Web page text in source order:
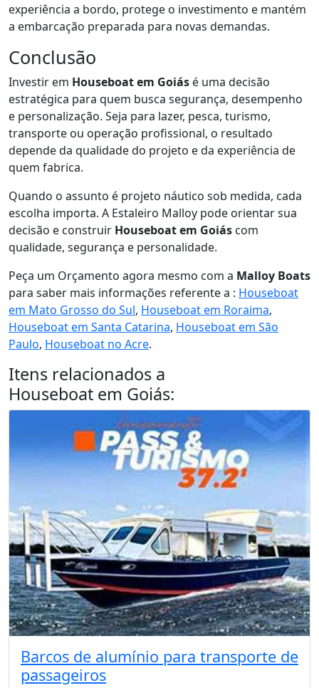
experiência a bordo, protege o investimento e mantém
a embarcação preparada para novas demandas.
Conclusão
Investir em Houseboat em Goiás é uma decisão
estratégica para quem busca segurança, desempenho
e personalização. Seja para lazer, pesca, turismo,
transporte ou operação profissional, o resultado
depende da qualidade do projeto e da experiência de
quem fabrica.
Quando o assunto é projeto náutico sob medida, cada
escolha importa. A Estaleiro Malloy pode orientar sua
decisão e construir Houseboat em Goiás com
qualidade, segurança e personalidade.
Peça um Orçamento agora mesmo com a Malloy Boats
para saber mais informações referente a : Houseboat
em Mato Grosso do Sul, Houseboat em Roraima,
Houseboat em Santa Catarina, Houseboat em São
Paulo, Houseboat no Acre.
Itens relacionados a
Houseboat em Goiás:
Barcos de alumínio para transporte de
passageiros